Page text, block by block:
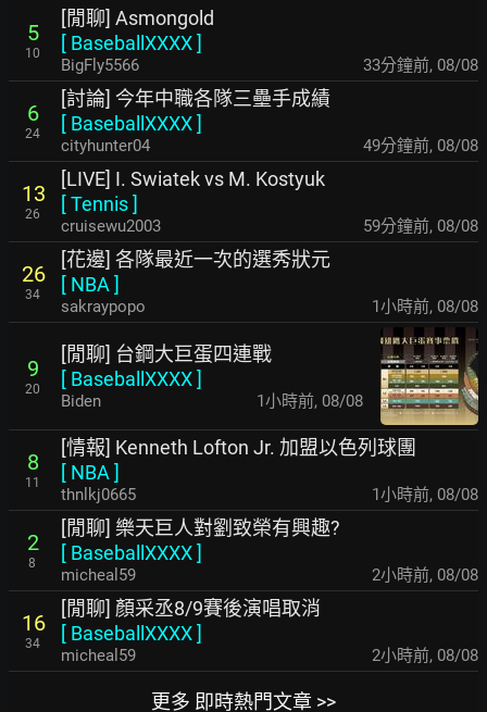
5
10
[閒聊] Asmongold
[ BaseballXXXX]
BigFly5566 33分鐘前, 08/08
6
24
[討論] 今年中職各隊三壘手成績
[ BaseballXXXX]
cityhunter04 49分鐘前, 08/08
13
26
[LIVE] I. Swiatek vs M. Kostyuk
[Tennis]
cruisewu2003 59分鐘前, 08/08
26
34
[花邊] 各隊最近一次的選秀狀元
[ NBA ]
sakraypopo 1小時前, 08/08
9
20
[閒聊] 台鋼大巨蛋四連戰
[ BaseballXXXX]
Biden 1小時前, 08/08
8
11
[情報] Kenneth Lofton Jr. 加盟以色列球團
[ NBA ]
thnlkj0665 1小時前, 08/08
2
8
[閒聊] 樂天巨人對劉致榮有興趣?
[ BaseballXXXX]
micheal59 2小時前, 08/08
16
34
[閒聊] 顏采丞8/9賽後演唱取消
[ BaseballXXXX]
micheal59 2小時前, 08/08
更多 即時熱門文章 >>